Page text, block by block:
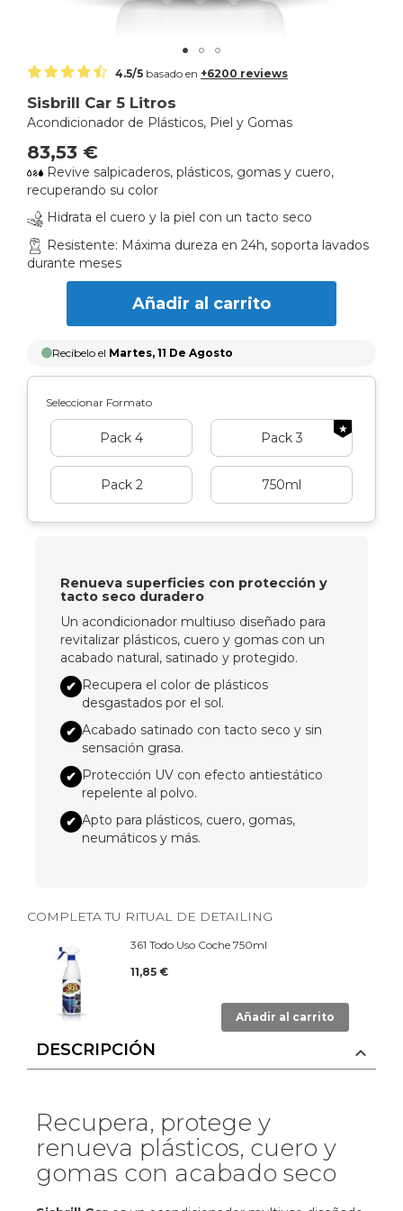
4.5/5 basado en +6200 reviews
Sisbrill Car 5 Litros
Acondicionador de Plásticos, Piel y Gomas
83,53 €
Revive salpicaderos, plásticos, gomas y cuero,
recuperando su color
Hidrata el cuero y la piel con un tacto seco
Resistente: Máxima dureza en 24h, soporta lavados
durante meses
Añadir al carrito
Recíbelo el Martes, 11 De Agosto
Seleccionar Formato
Pack 4 Pack 3
★
Pack 2 750ml
Renueva superficies con protección y
tacto seco duradero
Un acondicionador multiuso diseñado para
revitalizar plásticos, cuero y gomas con un
acabado natural, satinado y protegido.
✔ Recupera el color de plásticos
desgastados por el sol.
✔ Acabado satinado con tacto seco y sin
sensación grasa.
✔ Protección UV con efecto antiestático
repelente al polvo.
✔ Apto para plásticos, cuero, gomas,
neumáticos y más.
COMPLETA TU RITUAL DE DETAILING
361 Todo Uso Coche 750ml
11,85 €
Añadir al carrito
Skip
the
beginning
of
the
images
gallery
DESCRIPCIÓN
Recupera, protege y
renueva plásticos, cuero y
gomas con acabado seco